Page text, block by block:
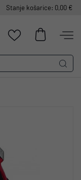
Stanje košarice: 0,00 €